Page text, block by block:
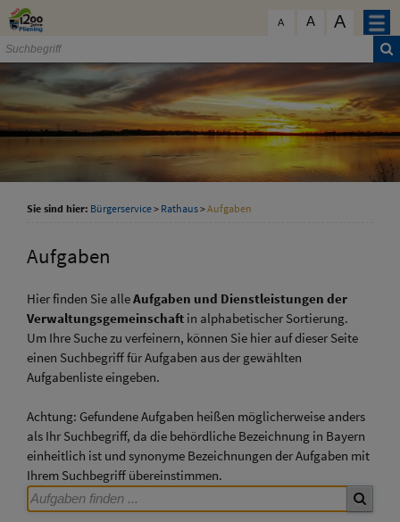
Zum Inhalt
A A A
Sie sind hier: Bürgerservice> Rathaus>Aufgaben
Aufgaben
Hier finden Sie alleAufgaben und Dienstleistungen der
Verwaltungsgemeinschaft in alphabetischer Sortierung.
Um Ihre Suche zu verfeinern, können Sie hier auf dieser Seite
einen Suchbegriff für Aufgaben aus der gewählten
Aufgabenliste eingeben.
Achtung: Gefundene Aufgaben heißen möglicherweise anders
als Ihr Suchbegriff, da die behördliche Bezeichnung in Bayern
einheitlich ist und synonyme Bezeichnungen der Aufgaben mit
Ihrem Suchbegriff übereinstimmen.
schließen